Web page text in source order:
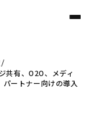
共有、O2O、メディ
ートナー向けの導入